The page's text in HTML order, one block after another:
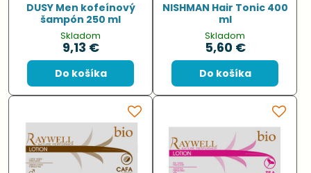
DUSY Men kofeínový
šampón 250 ml
Skladom
9,13 €
Do košíka
NISHMAN Hair Tonic 400
ml
Skladom
5,60 €
Do košíka